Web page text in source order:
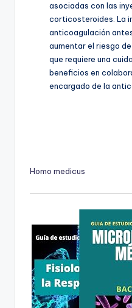
asociadas con las
corticosteroides. La
anticoagulación
aumentar el riesgo
que requiere una
beneficios en
encargado de la
Homo medicus